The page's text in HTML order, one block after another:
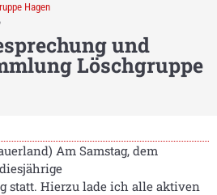
Hagen
und
Löschgruppe
Am Samstag, dem
statt. Hierzu lade ich alle aktiven